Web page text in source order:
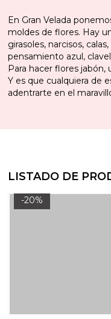
En Gran Velada
moldes de flores. Hay
girasoles, narcisos,
pensamiento azul,
Para hacer flores jabón,
Y es que cualquiera de
adentrarte en el
LISTADO DE
-20%